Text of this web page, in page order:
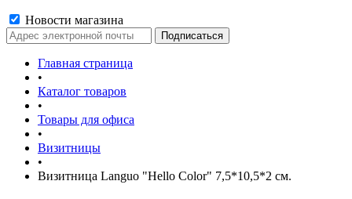
Новости магазина
Главная страница
•
Каталог товаров
•
Товары для офиса
•
Визитницы
•
Визитница Languo "Hello Color" 7,5*10,5*2 см.